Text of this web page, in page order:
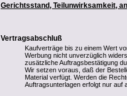
Gerichtsstand, Teilunwirksamkeit,
Vertragsabschluß
Kaufverträge bis zu einem Wert
Werbung nicht unverzüglich
zusätzliche Auftragsbestätigung
Wir setzen voraus, daß der
Material verfügt. Werden die
Auftragsunterlagen erfolgt nur auf